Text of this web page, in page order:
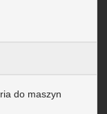
do maszyn